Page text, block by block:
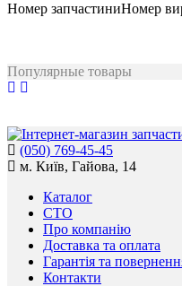
Номер запчастиниНомер
Популярные товары
(050) 769-45-45
м. Київ, Гайова, 14
Каталог
СТО
Про компанію
Доставка та оплата
Гарантія та
Контакти